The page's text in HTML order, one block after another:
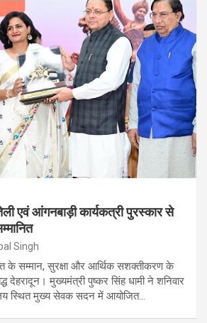
एवं आंगनबाड़ी कार्यकत्री पुरस्कार से
Singh
के सम्मान, सुरक्षा और आर्थिक सशक्तीकरण के
देहरादून। मुख्यमंत्री पुष्कर सिंह धामी ने शनिवार
स्थित मुख्य सेवक सदन में आयोजित…